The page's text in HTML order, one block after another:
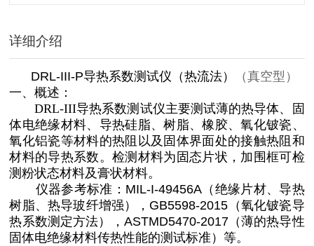
详细介绍
DRL-III-P导热系数测试仪（热流法）
（真空型）
一、概述：
DRL-III导热系数测试仪主要测试薄的热导体、固
体电绝缘材料、导热硅脂、树脂、橡胶、氧化铍瓷、
氧化铝瓷等材料的热阻以及固体界面处的接触热阻和
材料的导热系数。检测材料为固态片状，加围框可检
测粉状态材料及膏状材料。
仪器参考标准：MIL-I-49456A（绝缘片材、导热
树脂、热导玻纤增强），GB5598-2015（氧化铍瓷导
热系数测定方法），ASTMD5470-2017（薄的热导性
固体电绝缘材料传热性能的测试标准）等。